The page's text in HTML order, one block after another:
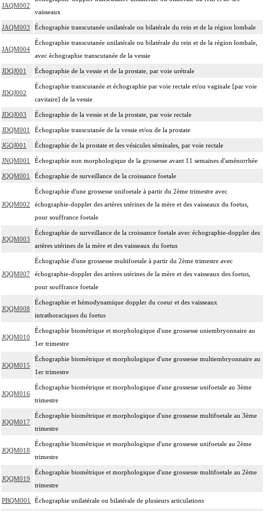
JAQM002
vaisseaux
JAQM003 Échographie transcutanée unilatérale ou bilatérale du rein et de la région lombale
JAQM004
Échographie transcutanée unilatérale ou bilatérale du rein et de la région lombale,
avec échographie transcutanée de la vessie
JDQJ001 Échographie de la vessie et de la prostate, par voie urétrale
JDQJ002
Échographie transcutanée et échographie par voie rectale et/ou vaginale [par voie
cavitaire] de la vessie
JDQJ003 Échographie de la vessie et de la prostate, par voie rectale
JDQM001 Échographie transcutanée de la vessie et/ou de la prostate
JGQJ001 Échographie de la prostate et des vésicules séminales, par voie rectale
JNQM001 Échographie non morphologique de la grossesse avant 11 semaines d'aménorrhée
JQQM001 Échographie de surveillance de la croissance foetale
JQQM002
Échographie d'une grossesse unifoetale à partir du 2ème trimestre avec
échographie-doppler des artères utérines de la mère et des vaisseaux du foetus,
pour souffrance foetale
JQQM003
Échographie de surveillance de la croissance foetale avec échographie-doppler des
artères utérines de la mère et des vaisseaux du foetus
JQQM007
Échographie d'une grossesse multifoetale à partir du 2ème trimestre avec
échographie-doppler des artères utérines de la mère et des vaisseaux des foetus,
pour souffrance foetale
JQQM008
Échographie et hémodynamique doppler du coeur et des vaisseaux
intrathoraciques du foetus
JQQM010
Échographie biométrique et morphologique d'une grossesse uniembryonnaire au
1er trimestre
JQQM015
Échographie biométrique et morphologique d'une grossesse multiembryonnaire au
1er trimestre
JQQM016
Échographie biométrique et morphologique d'une grossesse unifoetale au 3ème
trimestre
JQQM017
Échographie biométrique et morphologique d'une grossesse multifoetale au 3ème
trimestre
JQQM018
Échographie biométrique et morphologique d'une grossesse unifoetale au 2ème
trimestre
JQQM019
Échographie biométrique et morphologique d'une grossesse multifoetale au 2ème
trimestre
PBQM001 Échographie unilatérale ou bilatérale de plusieurs articulations